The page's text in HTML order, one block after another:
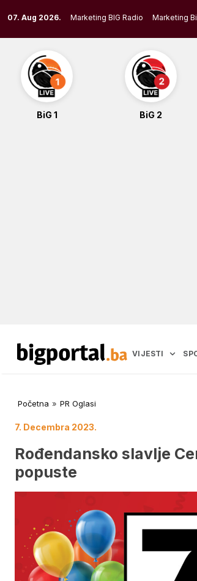
to
content
07. Aug 2026. Marketing BIG Radio Marketing
BiG 1 BiG 2
VIJESTI
Početna » PR Oglasi
7. Decembra 2023.
Rođendansko slavlje
popuste